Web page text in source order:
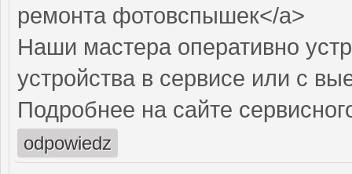
ремонта фотовспышек</a>
Наши мастера оперативно
устройства в сервисе или с
Подробнее на сайте
odpowiedz